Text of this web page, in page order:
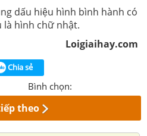
dấu hiệu hình bình hành có
là hình chữ nhật.
Loigiaihay.com
Chia sẻ
Bình chọn:
theo